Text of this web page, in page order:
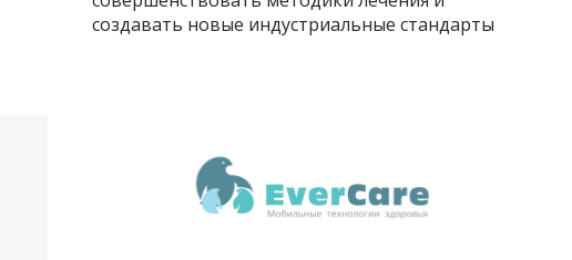
создавать новые индустриальные стандарты